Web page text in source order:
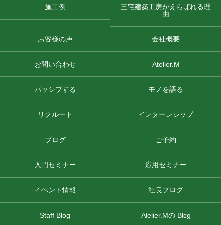
施工例
三宅建築工房がえらばれる理
由
お客様の声 会社概要
お問い合わせ Atelier.M
パッシブする モノを語る
リクルート インターンシップ
ブログ ご予約
入門セミナー 応用セミナー
イベント情報 社長ブログ
Staff Blog Atelier.Mの Blog